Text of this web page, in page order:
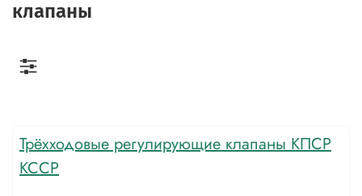
клапаны
Трёхходовые регулирующие клапаны КПСР
КССР